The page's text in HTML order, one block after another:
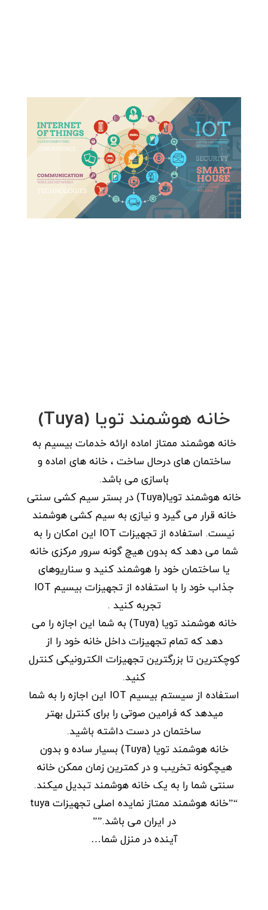
خانه هوشمند تویا (Tuya)
خانه هوشمند ممتاز اماده ارائه خدمات بیسیم به
ساختمان های درحال ساخت ، خانه های اماده و
باسازی می باشد.
خانه هوشمند تویا(Tuya) در بستر سیم کشی سنتی
خانه قرار می گیرد و نیازی به سیم کشی هوشمند
نیست. استفاده از تجهیزات IOT این امکان را به
شما می دهد که بدون هیچ گونه سرور مرکزی خانه
یا ساختمان خود را هوشمند کنید و سناریوهای
جذاب خود را با استفاده از تجهیزات بیسیم IOT
تجربه کنید .
خانه هوشمند تویا (Tuya) به شما این اجازه را می
دهد که تمام تجهیزات داخل خانه خود را از
کوچکترین تا بزرگترین تجهیزات الکترونیکی کنترل
کنید.
استفاده از سیستم بیسیم IOT این اجازه را به شما
میدهد که فرامین صوتی را برای کنترل بهتر
ساختمان در دست داشته باشید.
خانه هوشمند تویا (Tuya) بسیار ساده و بدون
هیچگونه تخریب و در کمترین زمان ممکن خانه
سنتی شما را به یک خانه هوشمند تبدیل میکند.
“”خانه هوشمند ممتاز نمایده اصلی تجهیزات tuya
در ایران می باشد.””
آینده در منزل شما…